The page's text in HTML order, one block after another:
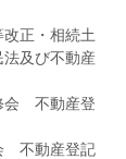
正・相続土
及び不動産
会 不動産登
不動産登記